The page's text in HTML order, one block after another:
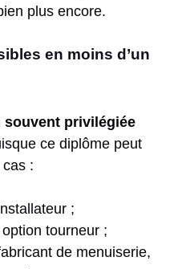
plus encore.
en moins d’un
souvent privilégiée
ce diplôme peut
cas :
;
tourneur ;
de menuiserie,